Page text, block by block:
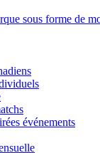
événements